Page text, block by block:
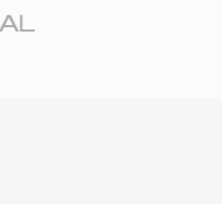
в WavPack
в поздних